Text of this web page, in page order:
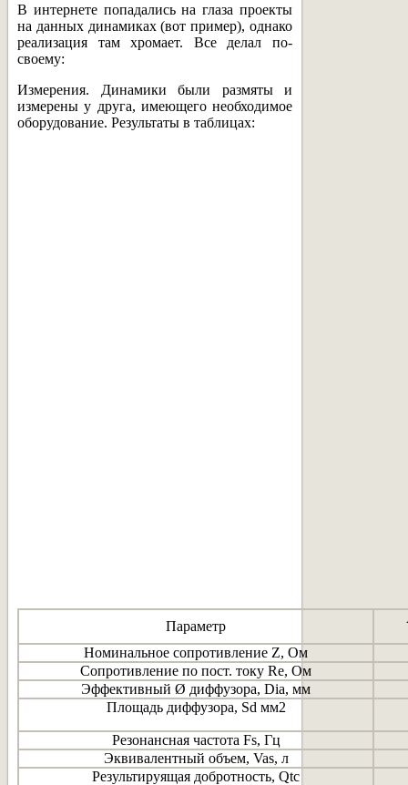
В интернете попадались на глаза проекты
на данных динамиках (вот пример), однако
реализация там хромает. Все делал по-
своему:
Измерения. Динамики были размяты и
измерены у друга, имеющего необходимое
оборудование. Результаты в таблицах:
Параметр
Номинальное сопротивление Z, Ом
Сопротивление по пост. току Re, Ом
Эффективный Ø диффузора, Dia, мм
Площадь диффузора, Sd мм2
Резонансная частота Fs, Гц
Эквивалентный объем, Vas, л
Результируящая добротность, Qtc